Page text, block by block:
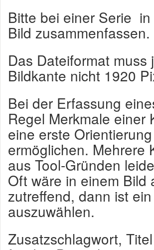
Bitte bei einer Serie
Bild zusammenfassen.
Das Dateiformat
Bildkante nicht 1920
Bei der Erfassung
Regel Merkmale einer
eine erste
ermöglichen. Mehrere
aus Tool-Gründen
Oft wäre in einem Bild
zutreffend, dann ist
auszuwählen.
Zusatzschlagwort,